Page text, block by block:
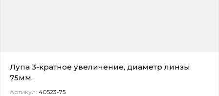
Лупа 3-кратное увеличение, диаметр линзы
75мм.
Артикул: 40523-75